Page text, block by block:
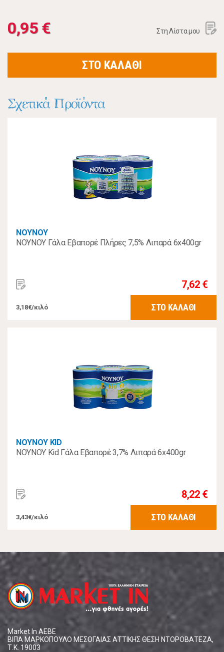
0,95 € Στη Λίστα μου
ΣΤΟ ΚΑΛΑΘΙ
Σχετικά Προϊόντα
ΝΟΥΝΟΥ
ΝΟΥΝΟΥ Γάλα Εβαπορέ Πλήρες 7,5% Λιπαρά 6x400gr
7,62 €
3,18€/κιλό ΣΤΟ ΚΑΛΑΘΙ
ΝΟΥΝΟΥ KID
ΝΟΥΝΟΥ Kid Γάλα Εβαπορέ 3,7% Λιπαρά 6x400gr
8,22 €
3,43€/κιλό ΣΤΟ ΚΑΛΑΘΙ
Market In ΑΕΒΕ
ΒΙΠΑ ΜΑΡΚΟΠΟΥΛΟ ΜΕΣΟΓΑΙΑΣ ΑΤΤΙΚΗΣ ΘΕΣΗ ΝΤΟΡΟΒΑΤΕΖΑ,
Τ.Κ. 19003